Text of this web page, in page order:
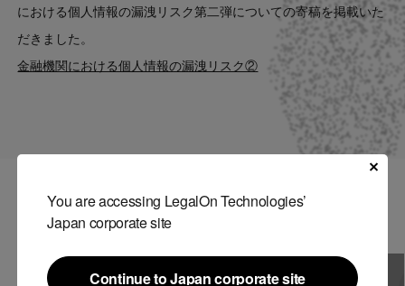
LegalOn Now
Contact
You are accessing LegalOn Technologies’
Japan corporate site
Continue to Japan corporate site
における個人情報の漏洩リスク第二弾についての寄稿を掲載いた
だきました。
金融機関における個人情報の漏洩リスク②
関連記事